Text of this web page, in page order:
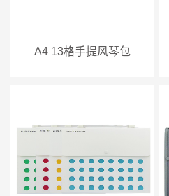
A4 13格手提风琴包